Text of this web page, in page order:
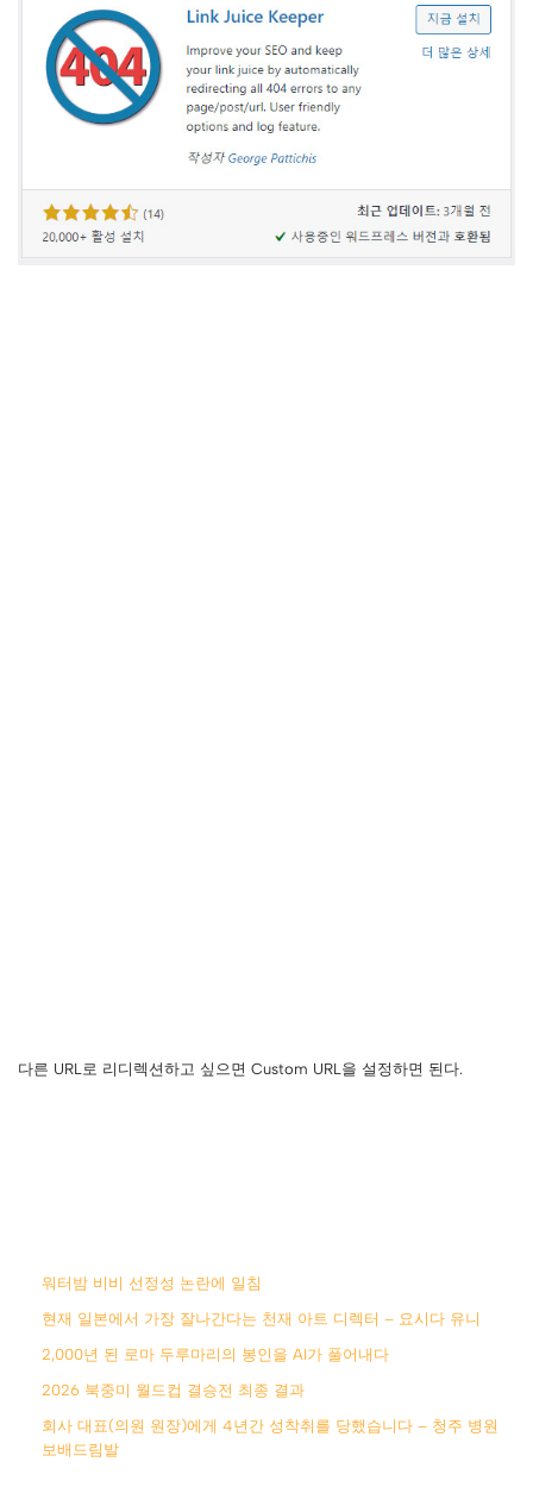
다른 URL로 리디렉션하고 싶으면 Custom URL을 설정하면 된다.
워터밤 비비 선정성 논란에 일침
현재 일본에서 가장 잘나간다는 천재 아트 디렉터 – 요시다 유니
2,000년 된 로마 두루마리의 봉인을 AI가 풀어내다
2026 북중미 월드컵 결승전 최종 결과
회사 대표(의원 원장)에게 4년간 성착취를 당했습니다 – 청주 병원
보배드림발